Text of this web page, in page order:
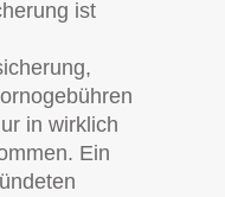
ist
in wirklich
Ein